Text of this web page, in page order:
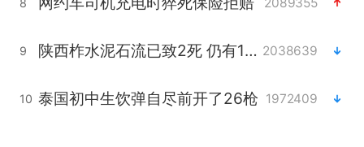
8
9 陕西柞水泥石流已致2死 仍有1人失联 2038639
10 泰国初中生饮弹自尽前开了26枪 1972409